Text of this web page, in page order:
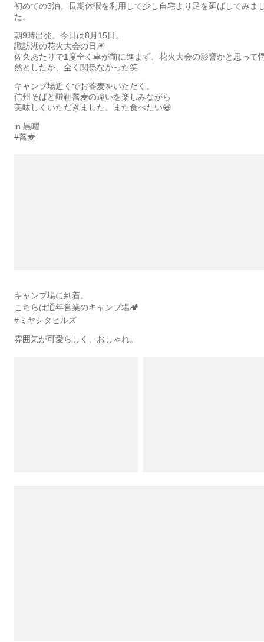
初めての3泊。長期休暇を利用して少し自宅より足を延ばしてみま
た。
朝9時出発。今日は8月15日。
諏訪湖の花火大会の日🎆
佐久あたりで1度全く車が前に進まず、花火大会の影響かと思って
然としたが、全く関係なかった笑
キャンプ場近くでお蕎麦をいただく。
信州そばと韃靼蕎麦の違いを楽しみながら
美味しくいただきました。また食べたい😆
in 黒曜
#蕎麦
キャンプ場に到着。
こちらは通年営業のキャンプ場🏕
#ミヤシタヒルズ
雰囲気が可愛らしく、おしゃれ。